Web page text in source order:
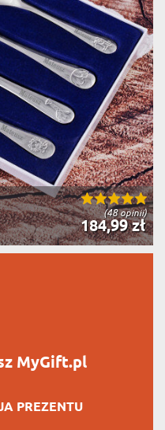
(48 opinii)
184,99 zł
MyGift.pl
PREZENTU